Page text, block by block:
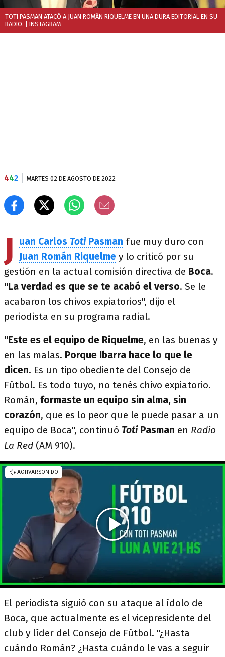
TOTI PASMAN ATACÓ A JUAN ROMÁN RIQUELME EN UNA DURA EDITORIAL EN SU
RADIO.
| INSTAGRAM
442 MARTES 02 DE AGOSTO DE 2022
J uan Carlos TotiPasman fue muy duro con
Juan Román Riquelme y lo criticó por su
gestión en la actual comisión directiva de Boca.
"La verdad es que se te acabó el verso. Se le
acabaron los chivos expiatorios", dijo el
periodista en su programa radial.
"Este es el equipo de Riquelme, en las buenas y
en las malas. Porque Ibarra hace lo que le
dicen. Es un tipo obediente del Consejo de
Fútbol. Es todo tuyo, no tenés chivo expiatorio.
Román, formaste un equipo sin alma, sin
corazón, que es lo peor que le puede pasar a un
equipo de Boca", continuó TotiPasman en Radio
La Red (AM 910).
El periodista siguió con su ataque al ídolo de
Boca, que actualmente es el vicepresidente del
club y líder del Consejo de Fútbol. "¿Hasta
cuándo Román? ¿Hasta cuándo le vas a seguir